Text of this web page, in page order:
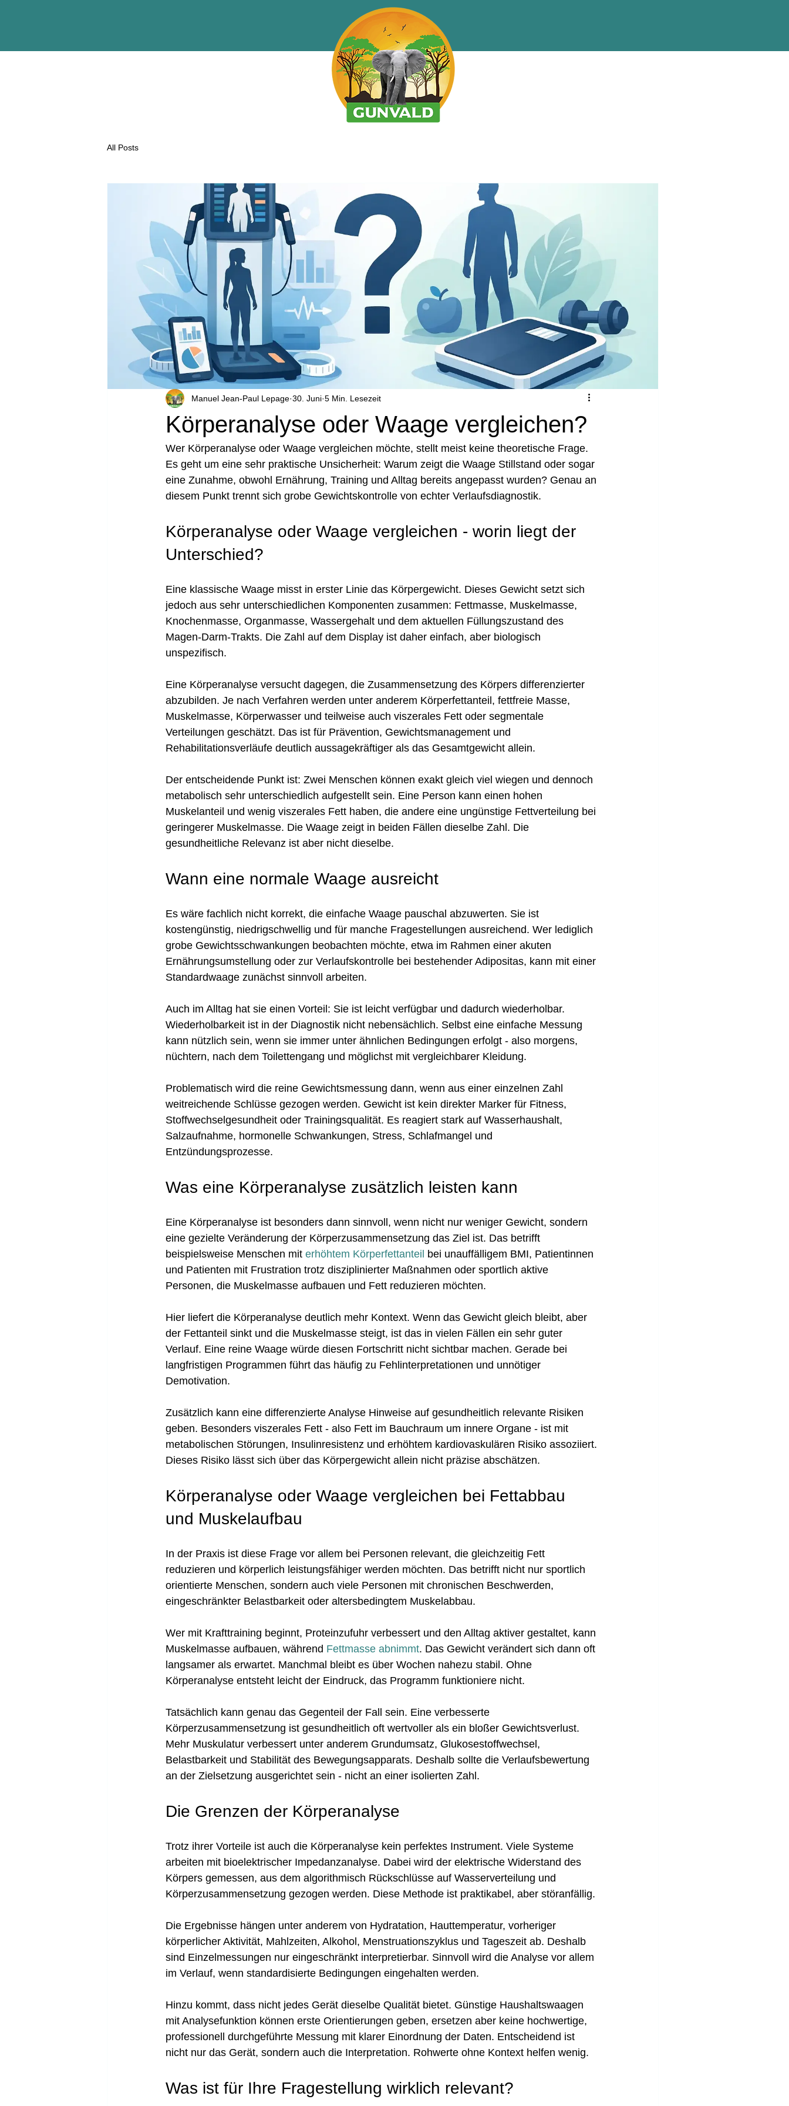
All Posts
Körperanalyse oder Waage vergleichen?
Manuel Jean-Paul Lepage 30. Juni 5 Min. Lesezeit
Wer Körperanalyse oder Waage vergleichen möchte, stellt meist keine theoretische Frage.
Es geht um eine sehr praktische Unsicherheit: Warum zeigt die Waage Stillstand oder sogar
eine Zunahme, obwohl Ernährung, Training und Alltag bereits angepasst wurden? Genau an
diesem Punkt trennt sich grobe Gewichtskontrolle von echter Verlaufsdiagnostik.
Körperanalyse oder Waage vergleichen - worin liegt der
Unterschied?
Eine klassische Waage misst in erster Linie das Körpergewicht. Dieses Gewicht setzt sich
jedoch aus sehr unterschiedlichen Komponenten zusammen: Fettmasse, Muskelmasse,
Knochenmasse, Organmasse, Wassergehalt und dem aktuellen Füllungszustand des
Magen-Darm-Trakts. Die Zahl auf dem Display ist daher einfach, aber biologisch
unspezifisch.
Eine Körperanalyse versucht dagegen, die Zusammensetzung des Körpers differenzierter
abzubilden. Je nach Verfahren werden unter anderem Körperfettanteil, fettfreie Masse,
Muskelmasse, Körperwasser und teilweise auch viszerales Fett oder segmentale
Verteilungen geschätzt. Das ist für Prävention, Gewichtsmanagement und
Rehabilitationsverläufe deutlich aussagekräftiger als das Gesamtgewicht allein.
Der entscheidende Punkt ist: Zwei Menschen können exakt gleich viel wiegen und dennoch
metabolisch sehr unterschiedlich aufgestellt sein. Eine Person kann einen hohen
Muskelanteil und wenig viszerales Fett haben, die andere eine ungünstige Fettverteilung bei
geringerer Muskelmasse. Die Waage zeigt in beiden Fällen dieselbe Zahl. Die
gesundheitliche Relevanz ist aber nicht dieselbe.
Wann eine normale Waage ausreicht
Es wäre fachlich nicht korrekt, die einfache Waage pauschal abzuwerten. Sie ist
kostengünstig, niedrigschwellig und für manche Fragestellungen ausreichend. Wer lediglich
grobe Gewichtsschwankungen beobachten möchte, etwa im Rahmen einer akuten
Ernährungsumstellung oder zur Verlaufskontrolle bei bestehender Adipositas, kann mit einer
Standardwaage zunächst sinnvoll arbeiten.
Auch im Alltag hat sie einen Vorteil: Sie ist leicht verfügbar und dadurch wiederholbar.
Wiederholbarkeit ist in der Diagnostik nicht nebensächlich. Selbst eine einfache Messung
kann nützlich sein, wenn sie immer unter ähnlichen Bedingungen erfolgt - also morgens,
nüchtern, nach dem Toilettengang und möglichst mit vergleichbarer Kleidung.
Problematisch wird die reine Gewichtsmessung dann, wenn aus einer einzelnen Zahl
weitreichende Schlüsse gezogen werden. Gewicht ist kein direkter Marker für Fitness,
Stoffwechselgesundheit oder Trainingsqualität. Es reagiert stark auf Wasserhaushalt,
Salzaufnahme, hormonelle Schwankungen, Stress, Schlafmangel und
Entzündungsprozesse.
Was eine Körperanalyse zusätzlich leisten kann
Eine Körperanalyse ist besonders dann sinnvoll, wenn nicht nur weniger Gewicht, sondern
eine gezielte Veränderung der Körperzusammensetzung das Ziel ist. Das betrifft
beispielsweise Menschen mit erhöhtem Körperfettanteil bei unauffälligem BMI, Patientinnen
und Patienten mit Frustration trotz disziplinierter Maßnahmen oder sportlich aktive
Personen, die Muskelmasse aufbauen und Fett reduzieren möchten.
Hier liefert die Körperanalyse deutlich mehr Kontext. Wenn das Gewicht gleich bleibt, aber
der Fettanteil sinkt und die Muskelmasse steigt, ist das in vielen Fällen ein sehr guter
Verlauf. Eine reine Waage würde diesen Fortschritt nicht sichtbar machen. Gerade bei
langfristigen Programmen führt das häufig zu Fehlinterpretationen und unnötiger
Demotivation.
Zusätzlich kann eine differenzierte Analyse Hinweise auf gesundheitlich relevante Risiken
geben. Besonders viszerales Fett - also Fett im Bauchraum um innere Organe - ist mit
metabolischen Störungen, Insulinresistenz und erhöhtem kardiovaskulären Risiko assoziiert.
Dieses Risiko lässt sich über das Körpergewicht allein nicht präzise abschätzen.
Körperanalyse oder Waage vergleichen bei Fettabbau
und Muskelaufbau
In der Praxis ist diese Frage vor allem bei Personen relevant, die gleichzeitig Fett
reduzieren und körperlich leistungsfähiger werden möchten. Das betrifft nicht nur sportlich
orientierte Menschen, sondern auch viele Personen mit chronischen Beschwerden,
eingeschränkter Belastbarkeit oder altersbedingtem Muskelabbau.
Wer mit Krafttraining beginnt, Proteinzufuhr verbessert und den Alltag aktiver gestaltet, kann
Muskelmasse aufbauen, während Fettmasse abnimmt. Das Gewicht verändert sich dann oft
langsamer als erwartet. Manchmal bleibt es über Wochen nahezu stabil. Ohne
Körperanalyse entsteht leicht der Eindruck, das Programm funktioniere nicht.
Tatsächlich kann genau das Gegenteil der Fall sein. Eine verbesserte
Körperzusammensetzung ist gesundheitlich oft wertvoller als ein bloßer Gewichtsverlust.
Mehr Muskulatur verbessert unter anderem Grundumsatz, Glukosestoffwechsel,
Belastbarkeit und Stabilität des Bewegungsapparats. Deshalb sollte die Verlaufsbewertung
an der Zielsetzung ausgerichtet sein - nicht an einer isolierten Zahl.
Die Grenzen der Körperanalyse
Trotz ihrer Vorteile ist auch die Körperanalyse kein perfektes Instrument. Viele Systeme
arbeiten mit bioelektrischer Impedanzanalyse. Dabei wird der elektrische Widerstand des
Körpers gemessen, aus dem algorithmisch Rückschlüsse auf Wasserverteilung und
Körperzusammensetzung gezogen werden. Diese Methode ist praktikabel, aber störanfällig.
Die Ergebnisse hängen unter anderem von Hydratation, Hauttemperatur, vorheriger
körperlicher Aktivität, Mahlzeiten, Alkohol, Menstruationszyklus und Tageszeit ab. Deshalb
sind Einzelmessungen nur eingeschränkt interpretierbar. Sinnvoll wird die Analyse vor allem
im Verlauf, wenn standardisierte Bedingungen eingehalten werden.
Hinzu kommt, dass nicht jedes Gerät dieselbe Qualität bietet. Günstige Haushaltswaagen
mit Analysefunktion können erste Orientierungen geben, ersetzen aber keine hochwertige,
professionell durchgeführte Messung mit klarer Einordnung der Daten. Entscheidend ist
nicht nur das Gerät, sondern auch die Interpretation. Rohwerte ohne Kontext helfen wenig.
Was ist für Ihre Fragestellung wirklich relevant?